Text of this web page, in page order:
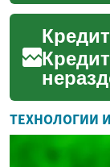
на
свят,
и
ТЕХНОЛОГИИ